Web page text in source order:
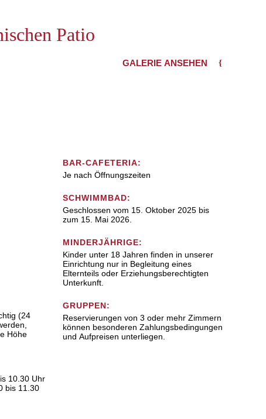
Patio
GALERIE ANSEHEN
(24
Höhe
10.30 Uhr
bis 11.30
BAR-CAFETERIA:
Je nach Öffnungszeiten
SCHWIMMBAD:
Geschlossen vom 15. Oktober 2025 bis
zum 15. Mai 2026.
MINDERJÄHRIGE:
Kinder unter 18 Jahren finden in unserer
Einrichtung nur in Begleitung eines
Elternteils oder Erziehungsberechtigten
Unterkunft.
GRUPPEN:
Reservierungen von 3 oder mehr Zimmern
können besonderen Zahlungsbedingungen
und Aufpreisen unterliegen.